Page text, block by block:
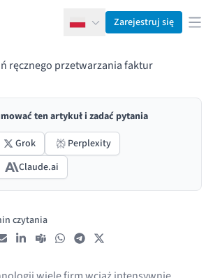
PolskiZarejestruj się
ręcznego przetwarzania faktur
ten artykuł i zadać pytania
Grok
Perplexity
Claude.ai
czytania
link
E-mail LinkedIn
Teams WhatsAppTelegram